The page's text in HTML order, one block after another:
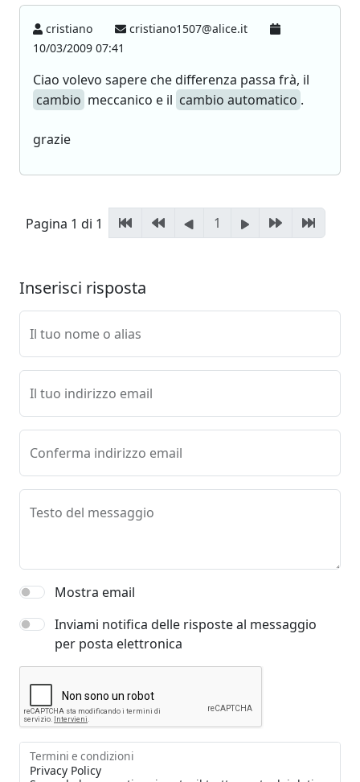
cristiano
cristiano1507@alice.it
10/03/2009 07:41
Ciao volevo sapere che differenza passa frà, il
cambio meccanico e il cambio automatico .
grazie
Pagina 1 di 1 1
Inserisci risposta
Il tuo nome o alias
Il tuo indirizzo email
Conferma indirizzo email
Testo del messaggio
Mostra email
Inviami notifica delle risposte al messaggio
per posta elettronica
Termini e condizioni